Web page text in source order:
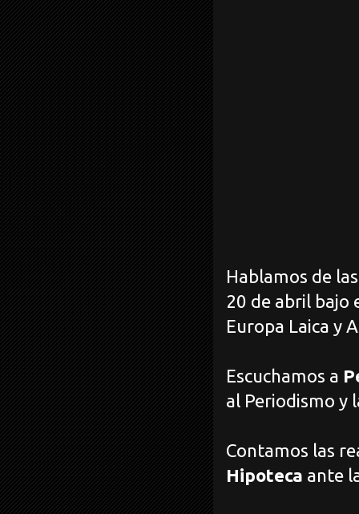
Hablamos de
20 de abril bajo
Europa Laica y
Escuchamos a
al Periodismo y
Contamos las
Hipoteca ante